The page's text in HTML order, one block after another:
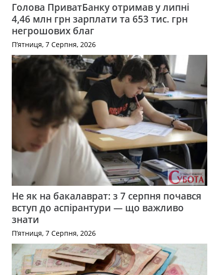
Голова ПриватБанку отримав у липні
4,46 млн грн зарплати та 653 тис. грн
негрошових благ
П’ятниця, 7 Серпня, 2026
Не як на бакалаврат: з 7 серпня почався
вступ до аспірантури — що важливо
знати
П’ятниця, 7 Серпня, 2026